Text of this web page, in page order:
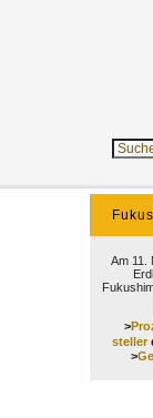
Am 11.
>
steller
>